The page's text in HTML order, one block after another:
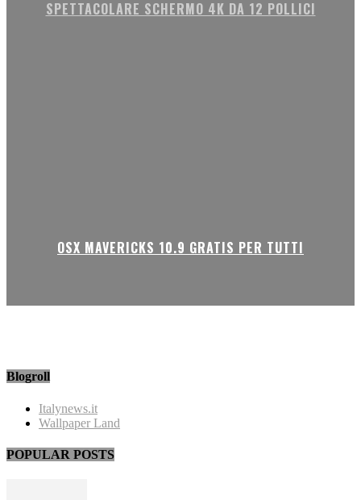
SPETTACOLARE SCHERMO 4K DA 12 POLLICI
OSX MAVERICKS 10.9 GRATIS PER TUTTI
Blogroll
Italynews.it
Wallpaper Land
POPULAR POSTS